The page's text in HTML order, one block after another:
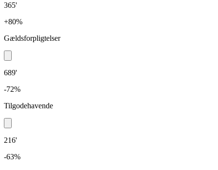
365'
+80%
Gældsforpligtelser
689'
-72%
Tilgodehavende
216'
-63%